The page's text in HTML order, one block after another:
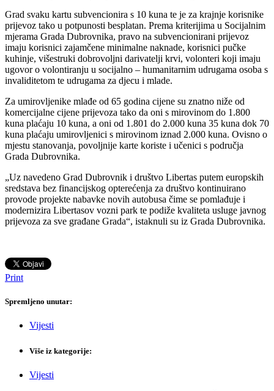
Grad svaku kartu subvencionira s 10 kuna te je za krajnje korisnike
prijevoz tako u potpunosti besplatan. Prema kriterijima u Socijalnim
mjerama Grada Dubrovnika, pravo na subvencionirani prijevoz
imaju korisnici zajamčene minimalne naknade, korisnici pučke
kuhinje, višestruki dobrovoljni darivatelji krvi, volonteri koji imaju
ugovor o volontiranju u socijalno – humanitarnim udrugama osoba s
invaliditetom te udrugama za djecu i mlade.
Za umirovljenike mlađe od 65 godina cijene su znatno niže od
komercijalne cijene prijevoza tako da oni s mirovinom do 1.800
kuna plaćaju 10 kuna, a oni od 1.801 do 2.000 kuna 35 kuna dok 70
kuna plaćaju umirovljenici s mirovinom iznad 2.000 kuna. Ovisno o
mjestu stanovanja, povoljnije karte koriste i učenici s područja
Grada Dubrovnika.
„Uz navedeno Grad Dubrovnik i društvo Libertas putem europskih
sredstava bez financijskog opterećenja za društvo kontinuirano
provode projekte nabavke novih autobusa čime se pomlađuje i
modernizira Libertasov vozni park te podiže kvaliteta usluge javnog
prijevoza za sve građane Grada“, istaknuli su iz Grada Dubrovnika.
Print
Spremljeno unutar:
Vijesti
Više iz kategorije:
Vijesti